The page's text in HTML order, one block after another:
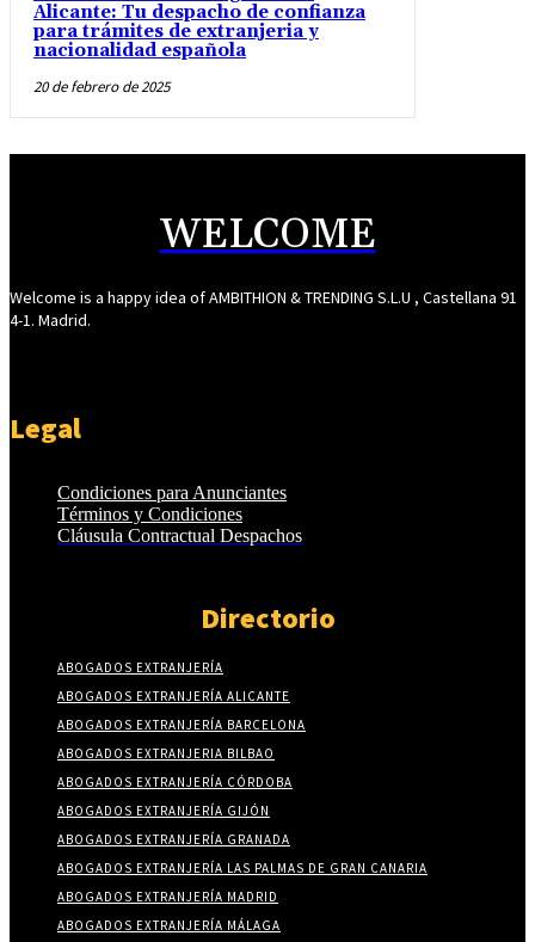
Alicante: Tu despacho de confianza
para trámites de extranjeria y
nacionalidad española
20 de febrero de 2025
WELCOME
Welcome is a happy idea of AMBITHION & TRENDING S.L.U , Castellana 91
4-1. Madrid.
Legal
Condiciones para Anunciantes
Términos y Condiciones
Cláusula Contractual Despachos
Directorio
ABOGADOS EXTRANJERÍA
ABOGADOS EXTRANJERÍA ALICANTE
ABOGADOS EXTRANJERÍA BARCELONA
ABOGADOS EXTRANJERIA BILBAO
ABOGADOS EXTRANJERÍA CÓRDOBA
ABOGADOS EXTRANJERÍA GIJÓN
ABOGADOS EXTRANJERÍA GRANADA
ABOGADOS EXTRANJERÍA LAS PALMAS DE GRAN CANARIA
ABOGADOS EXTRANJERÍA MADRID
ABOGADOS EXTRANJERÍA MÁLAGA